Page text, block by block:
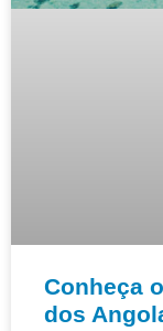
Conheça
dos